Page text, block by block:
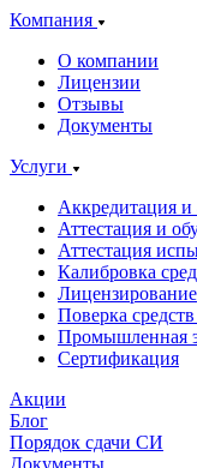
Компания
О компании
Лицензии
Отзывы
Документы
Услуги
Аккредитация и
Аттестация и
Аттестация
Калибровка
Лицензирование
Поверка
Промышленная
Сертификация
Акции
Блог
Порядок сдачи СИ
Документы